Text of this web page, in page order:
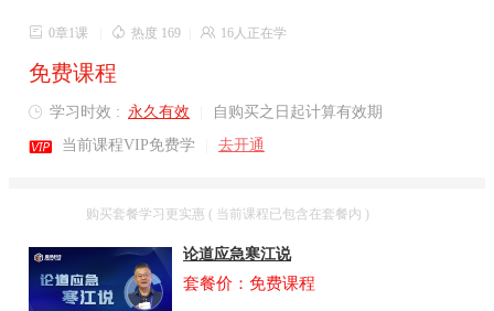
 0章1课  热度 169  16人正在学
免费课程
 学习时效 : 永久有效 自购买之日起计算有效期
 当前课程VIP免费学 去开通
购买套餐学习更实惠 ( 当前课程已包含在套餐内 )
论道应急寒江说
套餐价：免费课程